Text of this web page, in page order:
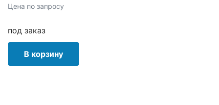
Цена по запросу
под заказ
В корзину